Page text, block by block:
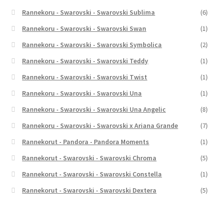
Rannekoru - Swarovski - Swarovski Sublima
(6)
Rannekoru - Swarovski - Swarovski Swan
(1)
Rannekoru - Swarovski - Swarovski Symbolica
(2)
Rannekoru - Swarovski - Swarovski Teddy
(1)
Rannekoru - Swarovski - Swarovski Twist
(1)
Rannekoru - Swarovski - Swarovski Una
(1)
Rannekoru - Swarovski - Swarovski Una Angelic
(8)
Rannekoru - Swarovski - Swarovski x Ariana Grande
(7)
Rannekorut - Pandora - Pandora Moments
(1)
Rannekorut - Swarovski - Swarovski Chroma
(5)
Rannekorut - Swarovski - Swarovski Constella
(1)
Rannekorut - Swarovski - Swarovski Dextera
(5)